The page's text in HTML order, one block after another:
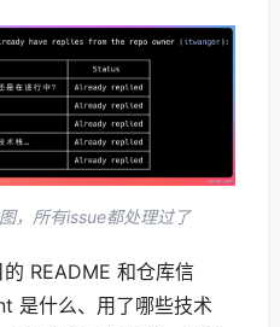
，所有issue都处理过了
README 和仓库信
是什么、用了哪些技术